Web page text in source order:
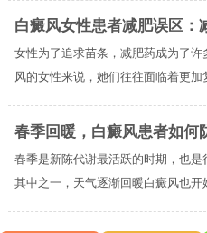
白癜风女性患者减肥误区：
女性为了追求苗条，减肥药成为了
风的女性来说，她们往往面临着更加
春季回暖，白癜风患者如何
春季是新陈代谢最活跃的时期，也
其中之一，天气逐渐回暖白癜风也开